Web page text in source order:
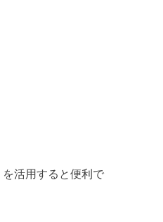
を活用すると便利で